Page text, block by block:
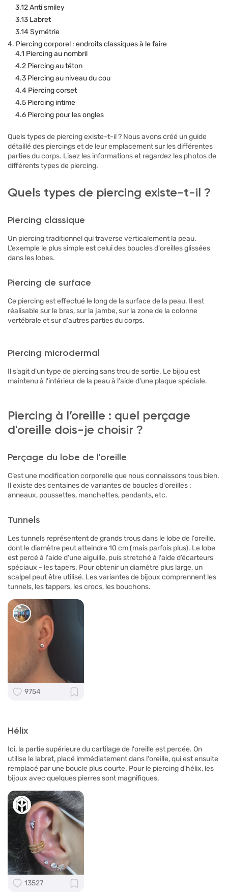
3.12 Anti smiley
3.13 Labret
3.14 Symétrie
4. Piercing corporel : endroits classiques à le faire
4.1 Piercing au nombril
4.2 Piercing au téton
4.3 Piercing au niveau du cou
4.4 Piercing corset
4.5 Piercing intime
4.6 Piercing pour les ongles
Quels types de piercing existe-t-il ? Nous avons créé un guide
détaillé des piercings et de leur emplacement sur les différentes
parties du corps. Lisez les informations et regardez les photos de
différents types de piercing.
Quels types de piercing existe-t-il ?
Piercing classique
Un piercing traditionnel qui traverse verticalement la peau.
L’exemple le plus simple est celui des boucles d'oreilles glissées
dans les lobes.
Piercing de surface
Ce piercing est effectué le long de la surface de la peau. Il est
réalisable sur le bras, sur la jambe, sur la zone de la colonne
vertébrale et sur d'autres parties du corps.
Piercing microdermal
Il s’agit d’un type de piercing sans trou de sortie. Le bijou est
maintenu à l'intérieur de la peau à l'aide d'une plaque spéciale.
Piercing à l’oreille : quel perçage
d'oreille dois-je choisir ?
Perçage du lobe de l'oreille
C’est une modification corporelle que nous connaissons tous bien.
Il existe des centaines de variantes de boucles d'oreilles :
anneaux, poussettes, manchettes, pendants, etc.
Tunnels
Les tunnels représentent de grands trous dans le lobe de l'oreille,
dont le diamètre peut atteindre 10 cm (mais parfois plus). Le lobe
est percé à l'aide d'une aiguille, puis stretché à l'aide d’écarteurs
spéciaux - les tapers. Pour obtenir un diamètre plus large, un
scalpel peut être utilisé. Les variantes de bijoux comprennent les
tunnels, les tappers, les crocs, les bouchons.
9754
Hélix
Ici, la partie supérieure du cartilage de l'oreille est percée. On
utilise le labret, placé immédiatement dans l'oreille, qui est ensuite
remplacé par une boucle plus courte. Pour le piercing d'hélix, les
bijoux avec quelques pierres sont magnifiques.
13527